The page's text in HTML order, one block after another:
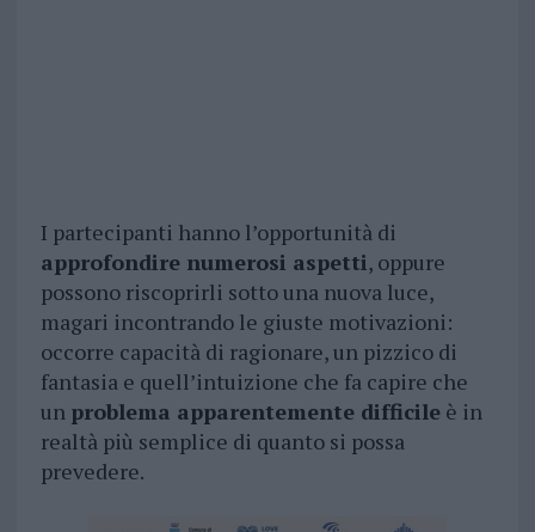
I partecipanti hanno l’opportunità di
approfondire numerosi aspetti, oppure
possono riscoprirli sotto una nuova luce,
magari incontrando le giuste motivazioni:
occorre capacità di ragionare, un pizzico di
fantasia e quell’intuizione che fa capire che
un problema apparentemente difficileè in
realtà più semplice di quanto si possa
prevedere.